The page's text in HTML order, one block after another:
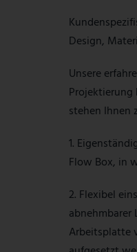
Design,
Unsere
Projektierung
stehen Ihnen
1.
Flow Box, in
2. Flexibel
abnehmbarer
Arbeitsplatte